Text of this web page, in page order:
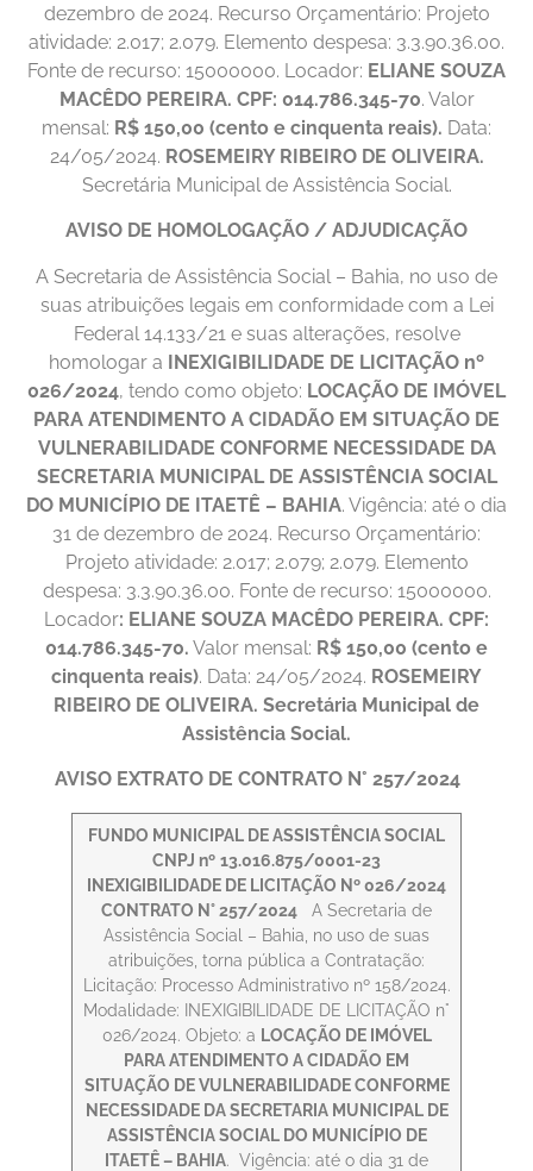
dezembro de 2024. Recurso Orçamentário: Projeto
atividade: 2.017; 2.079. Elemento despesa: 3.3.90.36.00.
Fonte de recurso: 15000000. Locador: ELIANE SOUZA
MACÊDO PEREIRA. CPF: 014.786.345-70. Valor
mensal: R$ 150,00 (cento e cinquenta reais). Data:
24/05/2024. ROSEMEIRY RIBEIRO DE OLIVEIRA.
Secretária Municipal de Assistência Social.
AVISO DE HOMOLOGAÇÃO / ADJUDICAÇÃO
A Secretaria de Assistência Social – Bahia, no uso de
suas atribuições legais em conformidade com a Lei
Federal 14.133/21 e suas alterações, resolve
homologar a INEXIGIBILIDADE DE LICITAÇÃO nº
026/2024, tendo como objeto: LOCAÇÃO DE IMÓVEL
PARA ATENDIMENTO A CIDADÃO EM SITUAÇÃO DE
VULNERABILIDADE CONFORME NECESSIDADE DA
SECRETARIA MUNICIPAL DE ASSISTÊNCIA SOCIAL
DO MUNICÍPIO DE ITAETÊ – BAHIA. Vigência: até o dia
31 de dezembro de 2024. Recurso Orçamentário:
Projeto atividade: 2.017; 2.079; 2.079. Elemento
despesa: 3.3.90.36.00. Fonte de recurso: 15000000.
Locador: ELIANE SOUZA MACÊDO PEREIRA. CPF:
014.786.345-70. Valor mensal: R$ 150,00 (cento e
cinquenta reais). Data: 24/05/2024. ROSEMEIRY
RIBEIRO DE OLIVEIRA. Secretária Municipal de
Assistência Social.
AVISO EXTRATO DE CONTRATO N° 257/2024
FUNDO MUNICIPAL DE ASSISTÊNCIA SOCIAL
CNPJ nº 13.016.875/0001-23
INEXIGIBILIDADE DE LICITAÇÃO Nº 026/2024
CONTRATO N° 257/2024 A Secretaria de
Assistência Social – Bahia, no uso de suas
atribuições, torna pública a Contratação:
Licitação: Processo Administrativo nº 158/2024.
Modalidade: INEXIGIBILIDADE DE LICITAÇÃO n°
026/2024. Objeto: a LOCAÇÃO DE IMÓVEL
PARA ATENDIMENTO A CIDADÃO EM
SITUAÇÃO DE VULNERABILIDADE CONFORME
NECESSIDADE DA SECRETARIA MUNICIPAL DE
ASSISTÊNCIA SOCIAL DO MUNICÍPIO DE
ITAETÊ – BAHIA. Vigência: até o dia 31 de